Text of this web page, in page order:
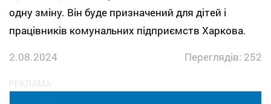
одну зміну. Він буде призначений для дітей і
працівників комунальних підприємств Харкова.
2.08.2024
Переглядів: 252